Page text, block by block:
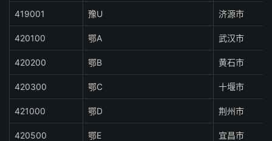
419001 豫U 济源市
420100 鄂A 武汉市
420200 鄂B 黄石市
420300 鄂C 十堰市
421000 鄂D 荆州市
420500 鄂E 宜昌市